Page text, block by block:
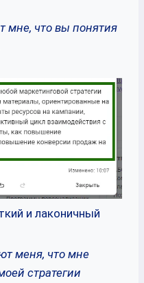
мне, что вы понятия
и лаконичный
меня, что мне
стратегии